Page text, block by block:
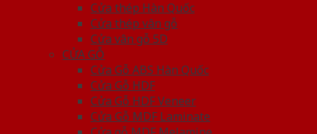
Cửa thép Hàn Quốc
Cửa thép vân gỗ
Cửa vân gỗ 5D
CỬA GỖ
Cửa Gỗ ABS Hàn Quốc
Cửa Gỗ HDF
Cửa Gỗ HDF Veneer
Cửa Gỗ MDF Laminate